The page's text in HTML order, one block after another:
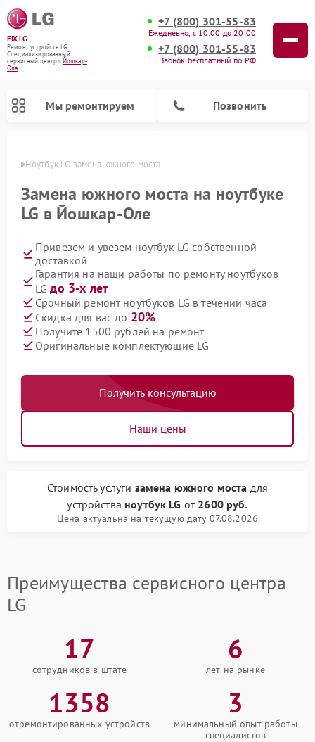
FIX-LG
Ремонт устройств LG
Специализированный
cервисный центр г.Йошкар-
Ола
+7 (800) 301-55-83
Ежедневно, с 10:00 до 20:00
+7 (800) 301-55-83
Звонок бесплатный по РФ
Мы ремонтируем Позвонить
Ноутбук LG замена южного моста
Замена южного моста на ноутбуке
LG в Йошкар-Оле
Привезем и увезем ноутбук LG собственной
доставкой
Гарантия на наши работы по ремонту ноутбуков
LGдо 3-х лет
Срочный ремонт ноутбуков LG в течении часа
Скидка для вас до 20%
Получите 1500 рублей на ремонт
Оригинальные комплектующие LG
Получить консультацию
Наши цены
Стоимость услуги замена южного моста для
устройства ноутбук LG от 2600 руб.
Цена актуальна на текущую дату 07.08.2026
Преимущества сервисного центра
LG
17
сотрудников в штате
6
лет на рынке
1358
отремонтированных устройств
3
минимальный опыт работы
специалистов